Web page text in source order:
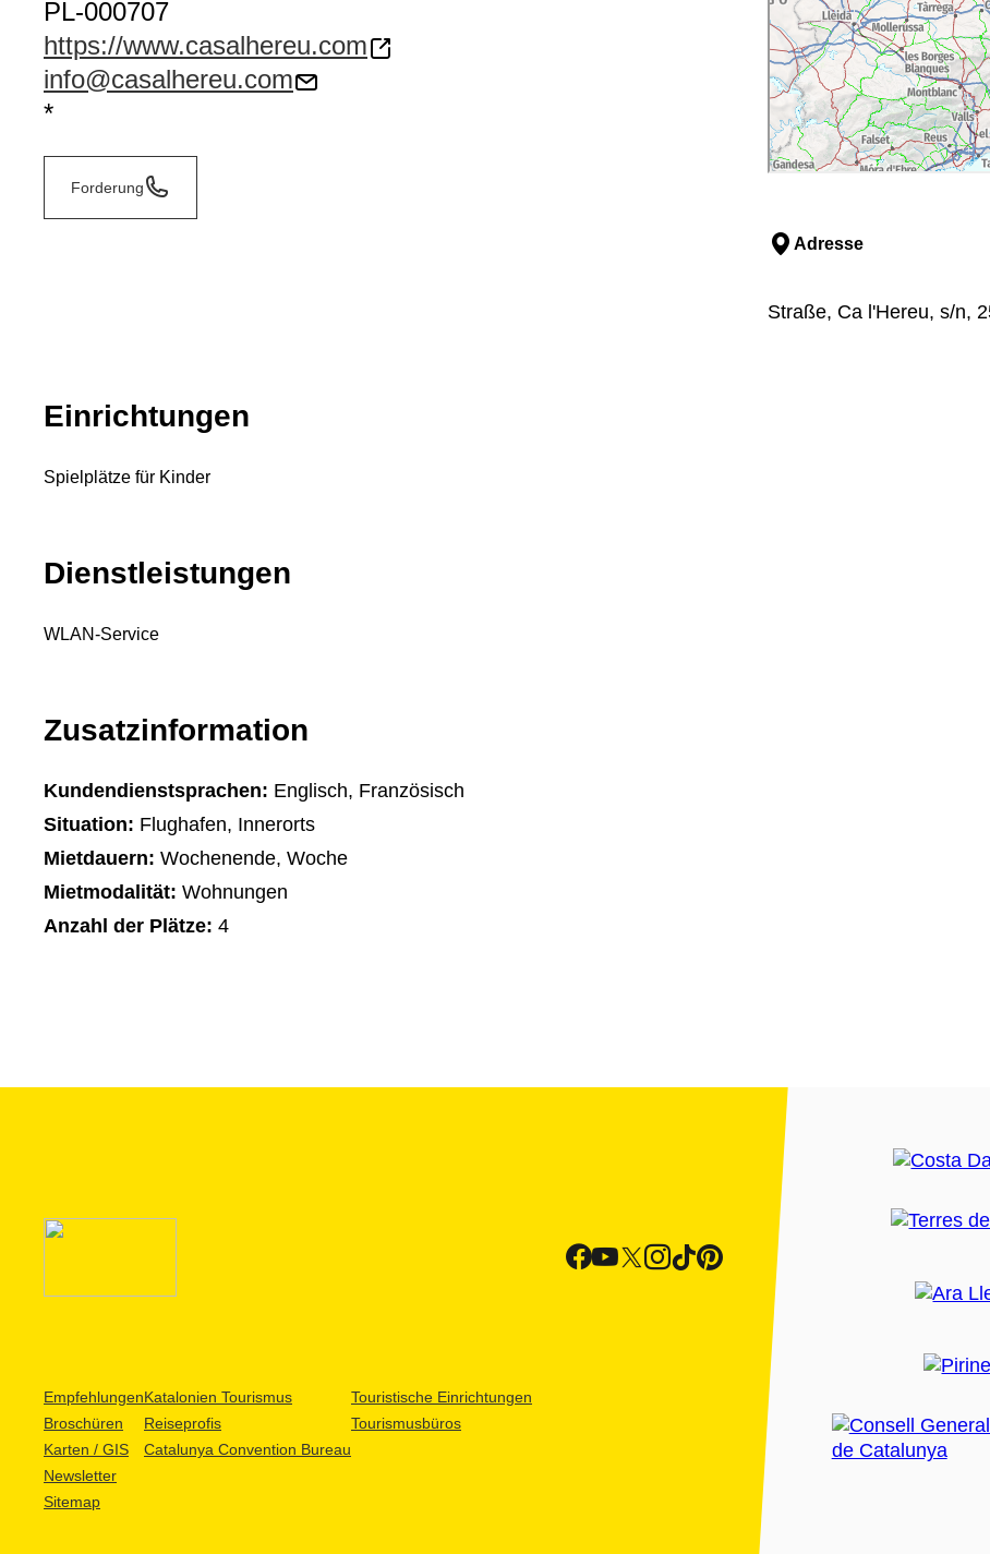
PL-000707
https://www.casalhereu.com
info@casalhereu.com
*
Forderung
Adresse
Straße, Ca l'Hereu, s/n,
Einrichtungen
Spielplätze für Kinder
Dienstleistungen
WLAN-Service
Zusatzinformation
Kundendienstsprachen: Englisch, Französisch
Situation: Flughafen, Innerorts
Mietdauern: Wochenende, Woche
Mietmodalität: Wohnungen
Anzahl der Plätze: 4
Empfehlungen
Broschüren
Karten / GIS
Newsletter
Sitemap
Katalonien Tourismus
Reiseprofis
Catalunya Convention Bureau
Touristische Einrichtungen
Tourismusbüros